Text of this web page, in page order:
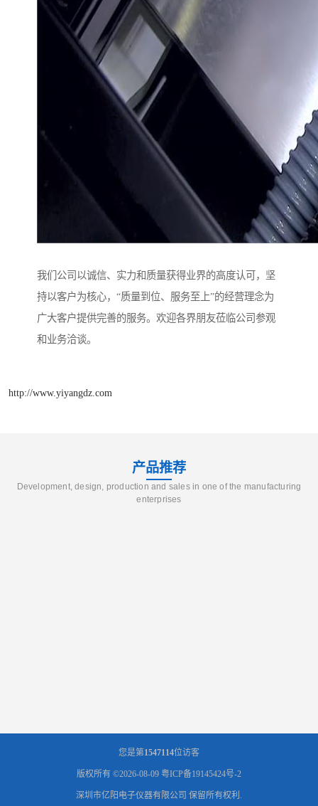
我们公司以诚信、实力和质量获得业界的高度认可，坚
持以客户为核心，“质量到位、服务至上”的经营理念为
广大客户提供完善的服务。欢迎各界朋友莅临公司参观
和业务洽谈。
http://www.yiyangdz.com
产品推荐
Development, design, production and sales in one of the manufacturing
enterprises
您是第1547114位访客
版权所有 ©2026-08-09 粤ICP备19145424号-2
深圳市亿阳电子仪器有限公司 保留所有权利.